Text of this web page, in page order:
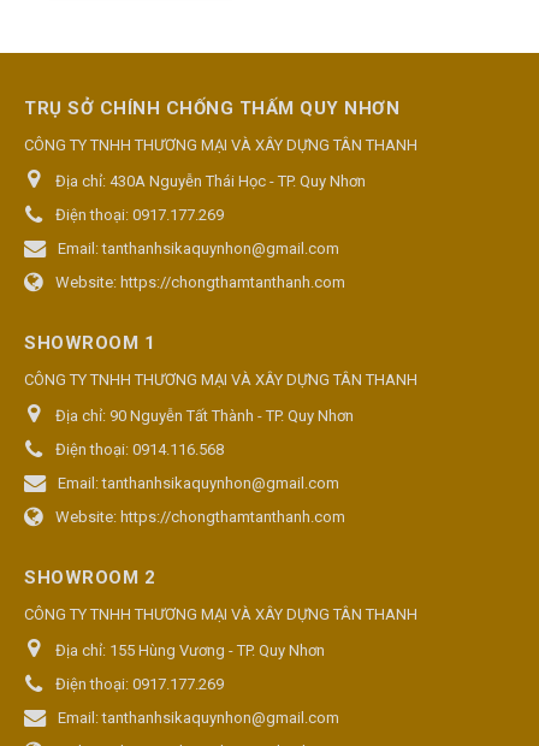
TRỤ SỞ CHÍNH CHỐNG THẤM QUY NHƠN
CÔNG TY TNHH THƯƠNG MẠI VÀ XÂY DỰNG TÂN THANH
Địa chỉ: 430A Nguyễn Thái Học - TP. Quy Nhơn
Điện thoại: 0917.177.269
Email:tanthanhsikaquynhon@gmail.com
Website: https://chongthamtanthanh.com
SHOWROOM 1
CÔNG TY TNHH THƯƠNG MẠI VÀ XÂY DỰNG TÂN THANH
Địa chỉ: 90 Nguyễn Tất Thành - TP. Quy Nhơn
Điện thoại: 0914.116.568
Email:tanthanhsikaquynhon@gmail.com
Website: https://chongthamtanthanh.com
SHOWROOM 2
CÔNG TY TNHH THƯƠNG MẠI VÀ XÂY DỰNG TÂN THANH
Địa chỉ: 155 Hùng Vương - TP. Quy Nhơn
Điện thoại: 0917.177.269
Email:tanthanhsikaquynhon@gmail.com